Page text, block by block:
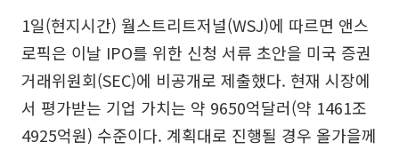
1일(현지시간) 월스트리트저널(WSJ)에 따르면 앤스
로픽은 이날 IPO를 위한 신청 서류 초안을 미국 증권
거래위원회(SEC)에 비공개로 제출했다. 현재 시장에
서 평가받는 기업 가치는 약 9650억달러(약 1461조
4925억원) 수준이다. 계획대로 진행될 경우 올가을께